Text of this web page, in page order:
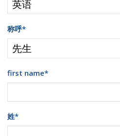
称呼*
first name*
姓*